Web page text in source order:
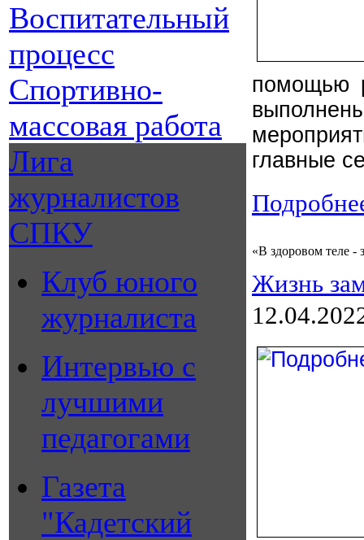
Воспитательный
процесс
Спортивно-
массовая работа
Лига
журналистов
СПКУ
Клуб юного
журналиста
Интервью с
лучшими
педагогами
Газета
"Кадетский
помощью
главные
«В здоровом теле
Жизнь